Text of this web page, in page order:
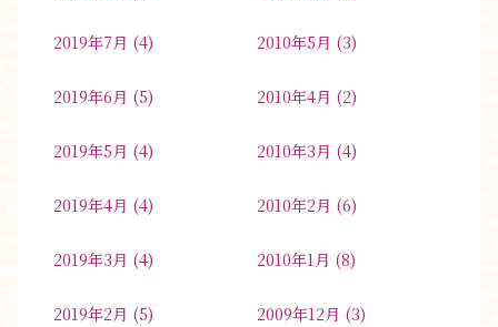
2019年7月 (4)
2019年6月 (5)
2019年5月 (4)
2019年4月 (4)
2019年3月 (4)
2019年2月 (5)
2010年5月 (3)
2010年4月 (2)
2010年3月 (4)
2010年2月 (6)
2010年1月 (8)
2009年12月 (3)